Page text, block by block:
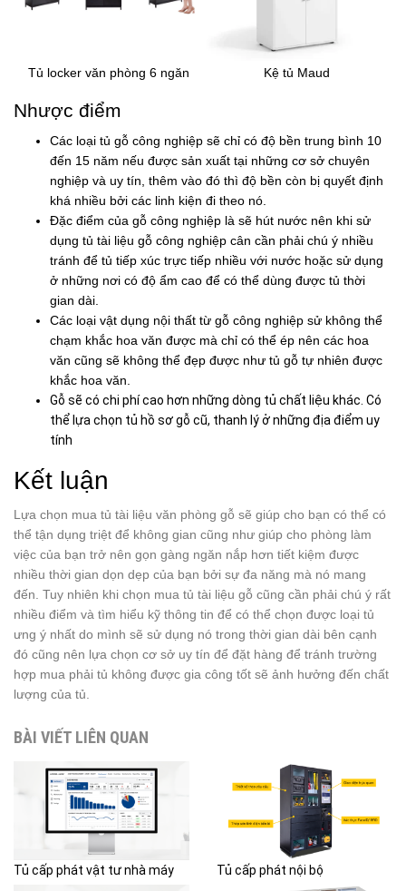
Tủ locker văn phòng 6 ngăn Kệ tủ Maud
Nhược điểm
Các loại tủ gỗ công nghiệp sẽ chỉ có độ bền trung bình 10
đến 15 năm nếu được sản xuất tại những cơ sở chuyên
nghiệp và uy tín, thêm vào đó thì độ bền còn bị quyết định
khá nhiều bởi các linh kiện đi theo nó.
Đặc điểm của gỗ công nghiệp là sẽ hút nước nên khi sử
dụng tủ tài liệu gỗ công nghiệp cân cần phải chú ý nhiều
tránh để tủ tiếp xúc trực tiếp nhiều với nước hoặc sử dụng
ở những nơi có độ ẩm cao để có thể dùng được tủ thời
gian dài.
Các loại vật dụng nội thất từ gỗ công nghiệp sử không thể
chạm khắc hoa văn được mà chỉ có thể ép nên các hoa
văn cũng sẽ không thể đẹp được như tủ gỗ tự nhiên được
khắc hoa văn.
Gỗ sẽ có chi phí cao hơn những dòng tủ chất liệu khác. Có
thể lựa chọn tủ hồ sơ gỗ cũ, thanh lý ở những địa điểm uy
tính
Kết luận
Lựa chọn mua tủ tài liệu văn phòng gỗ sẽ giúp cho bạn có thể có
thể tận dụng triệt để không gian cũng như giúp cho phòng làm
việc của bạn trở nên gọn gàng ngăn nắp hơn tiết kiệm được
nhiều thời gian dọn dẹp của bạn bởi sự đa năng mà nó mang
đến. Tuy nhiên khi chọn mua tủ tài liệu gỗ cũng cần phải chú ý rất
nhiều điểm và tìm hiểu kỹ thông tin để có thể chọn được loại tủ
ưng ý nhất do mình sẽ sử dụng nó trong thời gian dài bên cạnh
đó cũng nên lựa chọn cơ sở uy tín để đặt hàng để tránh trường
hợp mua phải tủ không được gia công tốt sẽ ảnh hưởng đến chất
lượng của tủ.
BÀI VIẾT LIÊN QUAN
Tủ cấp phát vật tư nhà máy Tủ cấp phát nội bộ